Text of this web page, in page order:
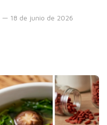
— 18 de junio de 2026